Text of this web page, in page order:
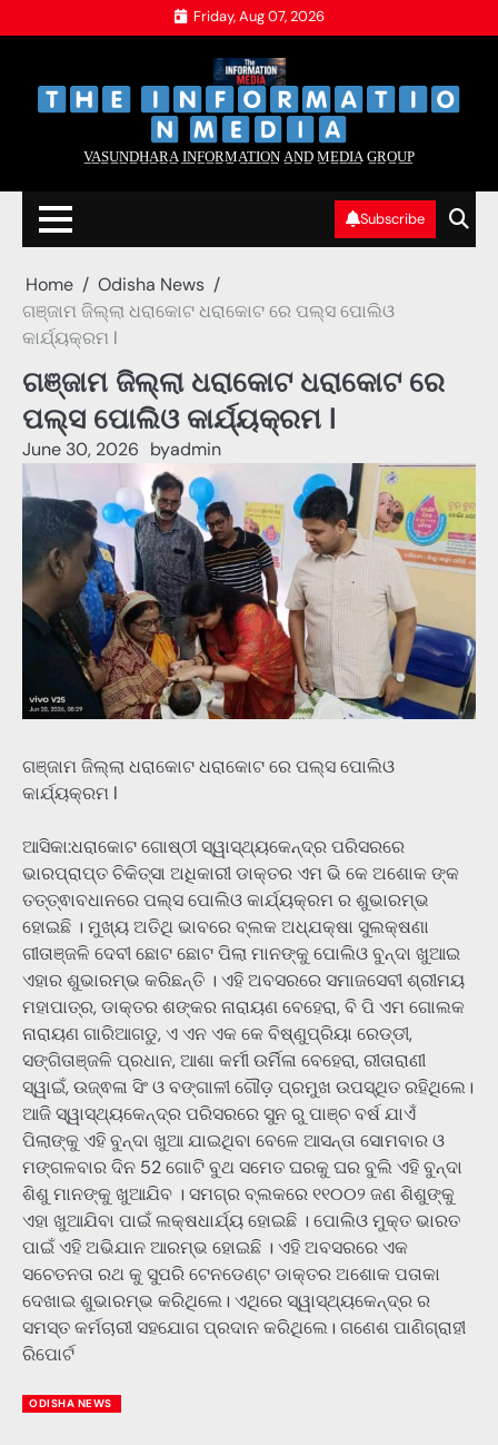
to
Friday, Aug 07, 2026
V̲A̲S̲U̲N̲D̲H̲A̲R̲A̲ I̲N̲F̲O̲R̲M̲A̲T̲I̲O̲N̲ A̲N̲D̲ M̲E̲D̲I̲A̲ G̲R̲O̲U̲P̲
Subscribe
Home
Odisha News
ଗଞ୍ଜାମ ଜିଲ୍ଲା ଧରାକୋଟ ଧରାକୋଟ ରେ ପଲ୍ସ ପୋଲିଓ
କାର୍ଯ୍ୟକ୍ରମ l
ଗଞ୍ଜାମ ଜିଲ୍ଲା ଧରାକୋଟ ଧରାକୋଟ ରେ
ପଲ୍ସ ପୋଲିଓ କାର୍ଯ୍ୟକ୍ରମ l
June 30, 2026 byadmin
ଗଞ୍ଜାମ ଜିଲ୍ଲା ଧରାକୋଟ ଧରାକୋଟ ରେ ପଲ୍ସ ପୋଲିଓ
କାର୍ଯ୍ୟକ୍ରମ l
ଆସିକା:ଧରାକୋଟ ଗୋଷ୍ଠୀ ସ୍ୱାସ୍ଥ୍ୟକେନ୍ଦ୍ର ପରିସରରେ
ଭାରପ୍ରାପ୍ତ ଚିକିତ୍ସା ଅଧିକାରୀ ଡାକ୍ତର ଏମ ଭି କେ ଅଶୋକ ଙ୍କ
ତତ୍ତ୍ଵାବଧାନରେ ପଲ୍ସ ପୋଲିଓ କାର୍ଯ୍ୟକ୍ରମ ର ଶୁଭାରମ୍ଭ
ହୋଇଛି । ମୁଖ୍ୟ ଅତିଥି ଭାବରେ ବ୍ଲକ ଅଧ୍ଯକ୍ଷା ସୁଲକ୍ଷଣା
ଗୀତାଞ୍ଜଳି ଦେବୀ ଛୋଟ ଛୋଟ ପିଲା ମାନଙ୍କୁ ପୋଲିଓ ବୁନ୍ଦା ଖୁଆଇ
ଏହାର ଶୁଭାରମ୍ଭ କରିଛନ୍ତି । ଏହି ଅବସରରେ ସମାଜସେବୀ ଶ୍ରୀମୟ
ମହାପାତ୍ର, ଡାକ୍ତର ଶଙ୍କର ନାରାୟଣ ବେହେରା, ବି ପି ଏମ ଗୋଲକ
ନାରାୟଣ ଗାରିଆଗଡୁ, ଏ ଏନ ଏକ କେ ବିଷ୍ଣୁପ୍ରିୟା ରେଡ୍ଡୀ,
ସଙ୍ଗିତାଞ୍ଜଳି ପ୍ରଧାନ, ଆଶା କର୍ମୀ ଉର୍ମିଳା ବେହେରା, ରୀତାରାଣୀ
ସ୍ୱାଇଁ, ଉଜ୍ଵଳା ସିଂ ଓ ବଙ୍ଗାଳୀ ଗୌଡ଼ ପ୍ରମୁଖ ଉପସ୍ଥିତ ରହିଥିଲେ।
ଆଜି ସ୍ୱାସ୍ଥ୍ୟକେନ୍ଦ୍ର ପରିସରରେ ସୁନ ରୁ ପାଞ୍ଚ ବର୍ଷ ଯାଏଁ
ପିଲାଙ୍କୁ ଏହି ବୁନ୍ଦା ଖୁଆ ଯାଇଥିବା ବେଳେ ଆସନ୍ତା ସୋମବାର ଓ
ମଙ୍ଗଳବାର ଦିନ 52 ଗୋଟି ବୁଥ ସମେତ ଘରକୁ ଘର ବୁଲି ଏହି ବୁନ୍ଦା
ଶିଶୁ ମାନଙ୍କୁ ଖୁଆଯିବ । ସମଗ୍ର ବ୍ଲକରେ ୧୧୦୦୨ ଜଣ ଶିଶୁଙ୍କୁ
ଏହା ଖୁଆଯିବା ପାଇଁ ଲକ୍ଷଧାର୍ଯ୍ୟ ହୋଇଛି । ପୋଲିଓ ମୁକ୍ତ ଭାରତ
ପାଇଁ ଏହି ଅଭିଯାନ ଆରମ୍ଭ ହୋଇଛି । ଏହି ଅବସରରେ ଏକ
ସଚେତନତା ରଥ କୁ ସୁପରି ଟେନଡେଣ୍ଟ ଡାକ୍ତର ଅଶୋକ ପତାକା
ଦେଖାଇ ଶୁଭାରମ୍ଭ କରିଥିଲେ। ଏଥିରେ ସ୍ୱାସ୍ଥ୍ୟକେନ୍ଦ୍ର ର
ସମସ୍ତ କର୍ମଚାରୀ ସହଯୋଗ ପ୍ରଦାନ କରିଥିଲେ। ଗଣେଶ ପାଣିଗ୍ରାହୀ
ରିପୋର୍ଟ
ODISHA NEWS